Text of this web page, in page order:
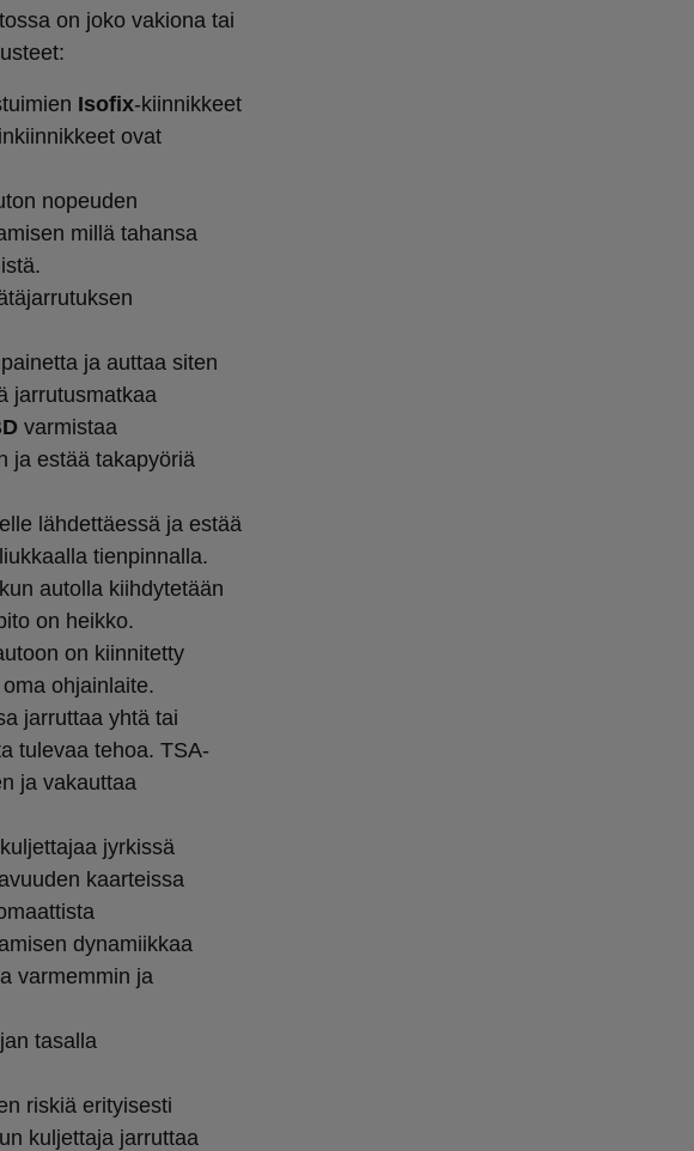
on joko vakiona tai
Isofix-kiinnikkeet
ovat
nopeuden
millä tahansa
ja auttaa siten
jarrutusmatkaa
varmistaa
ja estää takapyöriä
lähdettäessä ja estää
tienpinnalla.
autolla kiihdytetään
on heikko.
on kiinnitetty
ohjainlaite.
jarruttaa yhtä tai
tulevaa tehoa. TSA-
ja vakauttaa
jyrkissä
kaarteissa
dynamiikkaa
varmemmin ja
tasalla
riskiä erityisesti
kuljettaja jarruttaa